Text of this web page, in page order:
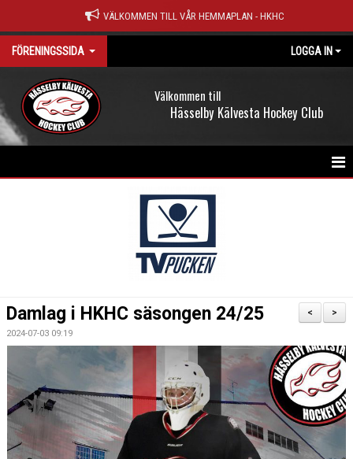
VÄLKOMMEN TILL VÅR HEMMAPLAN - HKHC
FÖRENINGSSIDA LOGGA IN
Hässelby Kälvesta Hockey Club
Välkommen till
MATCHER
DOKUMENT
VÅRA LAG/TRÄNARE
HEMMAPLANSMODELLEN
>
<
Damlag i HKHC säsongen 24/25
2024-07-03 09:19